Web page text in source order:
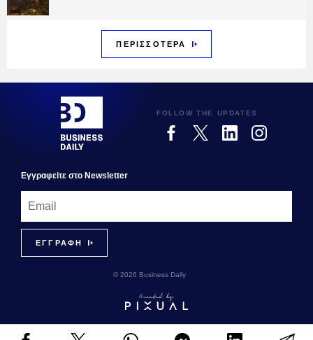
ΠΕΡΙΣΣΟΤΕΡΑ
FOLLOW THE UPDATES
Εγγραφεiτε στο Newsletter
© 2026 Business Daily